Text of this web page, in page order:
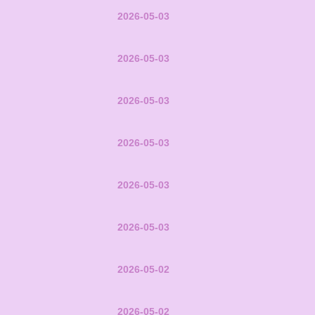
2026-05-03
2026-05-03
2026-05-03
2026-05-03
2026-05-03
2026-05-03
2026-05-02
2026-05-02